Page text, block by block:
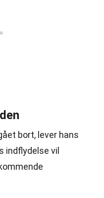
bort, lever hans
indflydelse vil